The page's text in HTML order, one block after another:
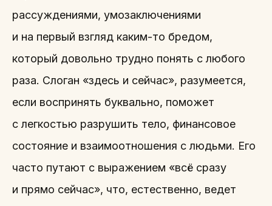
рассуждениями, умозаключениями
и на первый взгляд каким-то бредом,
который довольно трудно понять с любого
раза. Слоган «здесь и сейчас», разумеется,
если воспринять буквально, поможет
с легкостью разрушить тело, финансовое
состояние и взаимоотношения с людьми. Его
часто путают с выражением «всё сразу
и прямо сейчас», что, естественно, ведет